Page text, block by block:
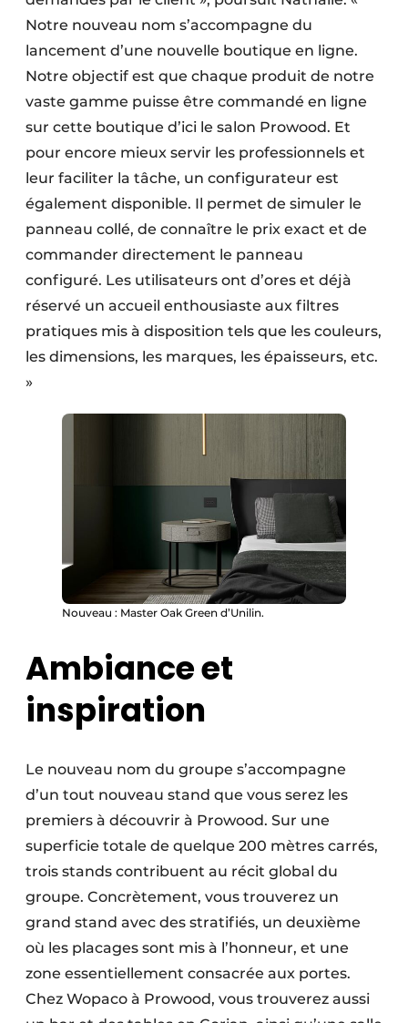
Notre nouveau nom s’accompagne du
lancement d’une nouvelle boutique en ligne.
Notre objectif est que chaque produit de notre
vaste gamme puisse être commandé en ligne
sur cette boutique d’ici le salon Prowood. Et
pour encore mieux servir les professionnels et
leur faciliter la tâche, un configurateur est
également disponible. Il permet de simuler le
panneau collé, de connaître le prix exact et de
commander directement le panneau
configuré. Les utilisateurs ont d’ores et déjà
réservé un accueil enthousiaste aux filtres
pratiques mis à disposition tels que les couleurs,
les dimensions, les marques, les épaisseurs, etc.
»
Nouveau : Master Oak Green d’Unilin.
Ambiance et
inspiration
Le nouveau nom du groupe s’accompagne
d’un tout nouveau stand que vous serez les
premiers à découvrir à Prowood. Sur une
superficie totale de quelque 200 mètres carrés,
trois stands contribuent au récit global du
groupe. Concrètement, vous trouverez un
grand stand avec des stratifiés, un deuxième
où les placages sont mis à l’honneur, et une
zone essentiellement consacrée aux portes.
Chez Wopaco à Prowood, vous trouverez aussi